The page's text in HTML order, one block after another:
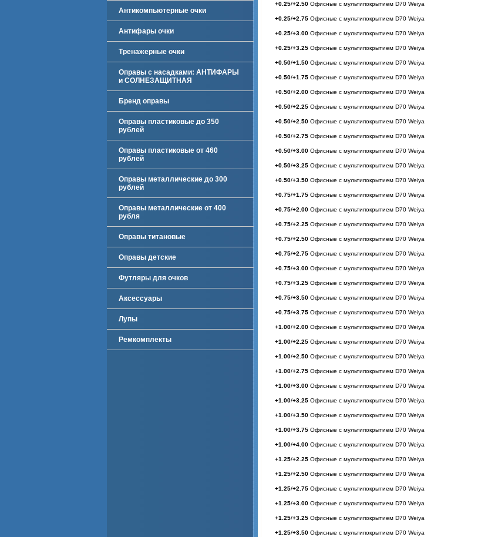
Антикомпьютерные очки
Антифары очки
Тренажерные очки
Оправы с насадками: АНТИФАРЫ
и СОЛНЕЗАЩИТНАЯ
Бренд оправы
Оправы пластиковые до 350
рублей
Оправы пластиковые от 460
рублей
Оправы металлические до 300
рублей
Оправы металлические от 400
рубля
Оправы титановые
Оправы детские
Футляры для очков
Аксессуары
Лупы
Ремкомплекты
+0.25/+2.50 Офисные с мультипокрытием D70 Weiya
+0.25/+2.75 Офисные с мультипокрытием D70 Weiya
+0.25/+3.00 Офисные с мультипокрытием D70 Weiya
+0.25/+3.25 Офисные с мультипокрытием D70 Weiya
+0.50/+1.50 Офисные с мультипокрытием D70 Weiya
+0.50/+1.75 Офисные с мультипокрытием D70 Weiya
+0.50/+2.00 Офисные с мультипокрытием D70 Weiya
+0.50/+2.25 Офисные с мультипокрытием D70 Weiya
+0.50/+2.50 Офисные с мультипокрытием D70 Weiya
+0.50/+2.75 Офисные с мультипокрытием D70 Weiya
+0.50/+3.00 Офисные с мультипокрытием D70 Weiya
+0.50/+3.25 Офисные с мультипокрытием D70 Weiya
+0.50/+3.50 Офисные с мультипокрытием D70 Weiya
+0.75/+1.75 Офисные с мультипокрытием D70 Weiya
+0.75/+2.00 Офисные с мультипокрытием D70 Weiya
+0.75/+2.25 Офисные с мультипокрытием D70 Weiya
+0.75/+2.50 Офисные с мультипокрытием D70 Weiya
+0.75/+2.75 Офисные с мультипокрытием D70 Weiya
+0.75/+3.00 Офисные с мультипокрытием D70 Weiya
+0.75/+3.25 Офисные с мультипокрытием D70 Weiya
+0.75/+3.50 Офисные с мультипокрытием D70 Weiya
+0.75/+3.75 Офисные с мультипокрытием D70 Weiya
+1.00/+2.00 Офисные с мультипокрытием D70 Weiya
+1.00/+2.25 Офисные с мультипокрытием D70 Weiya
+1.00/+2.50 Офисные с мультипокрытием D70 Weiya
+1.00/+2.75 Офисные с мультипокрытием D70 Weiya
+1.00/+3.00 Офисные с мультипокрытием D70 Weiya
+1.00/+3.25 Офисные с мультипокрытием D70 Weiya
+1.00/+3.50 Офисные с мультипокрытием D70 Weiya
+1.00/+3.75 Офисные с мультипокрытием D70 Weiya
+1.00/+4.00 Офисные с мультипокрытием D70 Weiya
+1.25/+2.25 Офисные с мультипокрытием D70 Weiya
+1.25/+2.50 Офисные с мультипокрытием D70 Weiya
+1.25/+2.75 Офисные с мультипокрытием D70 Weiya
+1.25/+3.00 Офисные с мультипокрытием D70 Weiya
+1.25/+3.25 Офисные с мультипокрытием D70 Weiya
+1.25/+3.50 Офисные с мультипокрытием D70 Weiya